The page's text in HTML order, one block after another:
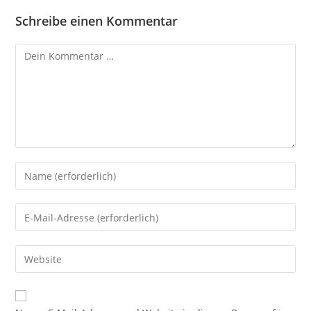
Schreibe einen Kommentar
Kommentar
Gib
deinen
Namen
oder
zum
Kommentieren
ein
Gib
deine
E-
Mail-
zum
Gib
deine
Website-
URL